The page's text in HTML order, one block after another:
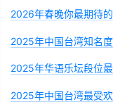
2026年春晚你最期待
2025年中国台湾知名
2025年华语乐坛段位
2025年中国台湾最受